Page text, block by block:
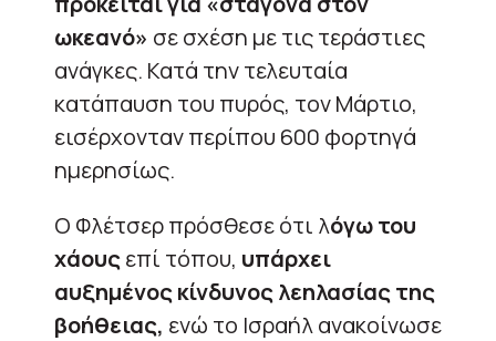
ωκεανό» σε σχέση με τις τεράστιες
ανάγκες. Κατά την τελευταία
κατάπαυση του πυρός, τον Μάρτιο,
εισέρχονταν περίπου 600 φορτηγά
ημερησίως.
Ο Φλέτσερ πρόσθεσε ότι λόγω του
χάουςεπί τόπου, υπάρχει
αυξημένος κίνδυνος λεηλασίας της
βοήθειας, ενώ το Ισραήλ ανακοίνωσε